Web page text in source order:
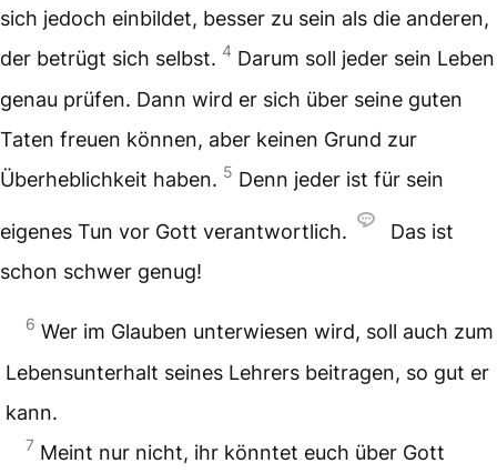
sich jedoch einbildet, besser zu sein als die anderen,
der betrügt sich selbst. 4 Darum soll jeder sein Leben
genau prüfen. Dann wird er sich über seine guten
Taten freuen können, aber keinen Grund zur
Überheblichkeit haben. 5 Denn jeder ist für sein
eigenes Tun vor Gott verantwortlich.
Das ist
schon schwer genug!
6 Wer im Glauben unterwiesen wird, soll auch zum
Lebensunterhalt seines Lehrers beitragen, so gut er
kann.
7 Meint nur nicht, ihr könntet euch über Gott